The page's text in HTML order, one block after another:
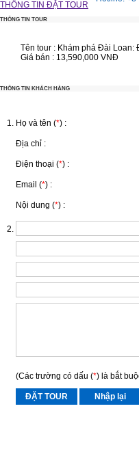
THÔNG TIN ĐẶT TOUR
THÔNG TIN TOUR
Tên tour : Khám phá Đài Loan:
Giá bán : 13,590,000 VNĐ
THÔNG TIN KHÁCH HÀNG
Họ và tên (*) :
Địa chỉ :
Điện thoại (*) :
Email (*) :
Nội dung (*) :
(Các trường có dấu (*) là bắt